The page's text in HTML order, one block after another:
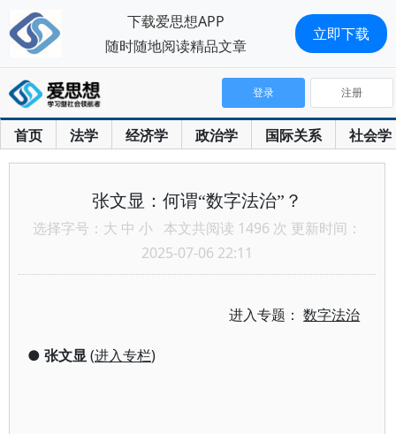
首页 法学 经济学 政治学 国际关系 社会学
登录 注册
张文显：何谓“数字法治”？
选择字号： 大 中 小 本文共阅读 1496 次 更新时间：
2025-07-06 22:11
进入专题：数字法治
● 张文显(进入专栏)
下载爱思想APP
随时随地阅读精品文章
立即下载